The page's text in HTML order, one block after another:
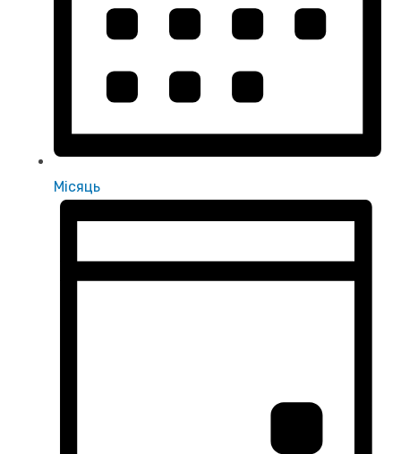
Місяць